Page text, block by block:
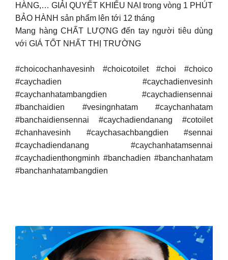
HÀNG,… GIẢI QUYẾT KHIẾU NẠI trong vòng 1 PHÚT
BẢO HÀNH sản phẩm lên tới 12 tháng
Mang hàng CHẤT LƯỢNG đến tay người tiêu dùng
với GIÁ TỐT NHẤT THỊ TRƯỜNG
#choicochanhavesinh #choicotoilet #choi #choico
#caychadien #caychadienvesinh
#caychanhatambangdien #caychadiensennai
#banchaidien #vesingnhatam #caychanhatam
#banchaidiensennai #caychadiendanang #cotoilet
#chanhavesinh #caychasachbangdien #sennai
#caychadiendanang #caychanhatamsennai
#caychadienthongminh #banchadien #banchanhatam
#banchanhatambangdien